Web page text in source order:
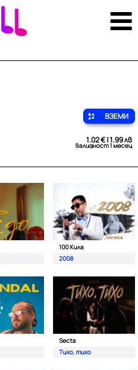
ВЗЕМИ
1.02 € | 1.99 лв
валидност 1 месец
100 Кила
2008
Secta
Тихо, тихо